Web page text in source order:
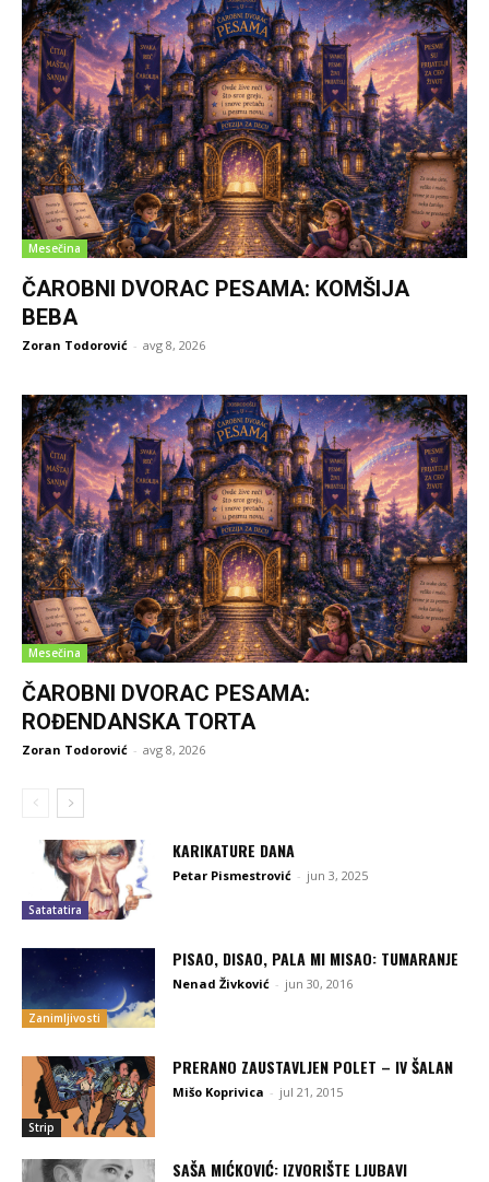
Mesečina
ČAROBNI DVORAC PESAMA: KOMŠIJA
BEBA
Zoran Todorović - avg 8, 2026
Mesečina
ČAROBNI DVORAC PESAMA:
ROĐENDANSKA TORTA
Zoran Todorović - avg 8, 2026
Satatatira
KARIKATURE DANA
Petar Pismestrović - jun 3, 2025
Zanimljivosti
PISAO, DISAO, PALA MI MISAO: TUMARANJE
Nenad Živković - jun 30, 2016
Strip
PRERANO ZAUSTAVLJEN POLET – IV ŠALAN
Mišo Koprivica - jul 21, 2015
SAŠA MIĆKOVIĆ: IZVORIŠTE LJUBAVI